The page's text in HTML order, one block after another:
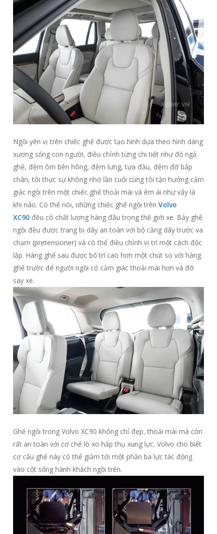
Ngồi yên vị trên chiếc ghế được tạo hình dựa theo hình dáng
xương sống con người, điều chỉnh từng chi tiết như độ ngả
ghế, đệm ôm bên hông, đệm lưng, tựa đầu, đệm đỡ bắp
chân, tôi thực sự không nhớ lần cuối cùng tôi tận hưởng cảm
giác ngồi trên một chiếc ghế thoải mái và êm ái như vậy là
khi nào. Có thể nói, những chiếc ghế ngồi trên Volvo
XC90đều có chất lượng hàng đầu trong thế giới xe. Bảy ghế
ngồi đều được trang bị dây an toàn với bộ căng dây trước va
chạm (pretensioner) và có thể điều chỉnh vị trí một cách độc
lập. Hàng ghế sau được bố trí cao hơn một chút so với hàng
ghế trước để người ngồi có cảm giác thoải mái hơn và đỡ
say xe.
Ghế ngồi trong Volvo XC90 không chỉ đẹp, thoải mái mà còn
rất an toàn với cơ chế lò xo hấp thụ xung lực. Volvo cho biết
cơ cấu ghế này có thể giảm tới một phần ba lực tác động
vào cột sống hành khách ngồi trên.